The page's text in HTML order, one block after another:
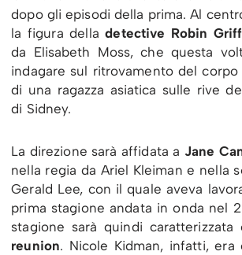
dopo gli episodi della prima. Al
la figura delladetective Robin
da Elisabeth Moss, che questa
indagare sul ritrovamento del
di una ragazza asiatica sulle rive
di Sidney.
La direzione sarà affidata a Jane
nella regia da Ariel Kleiman e nella
Gerald Lee, con il quale aveva
prima stagione andata in onda nel
stagione sarà quindi
reunion. Nicole Kidman, infatti, era